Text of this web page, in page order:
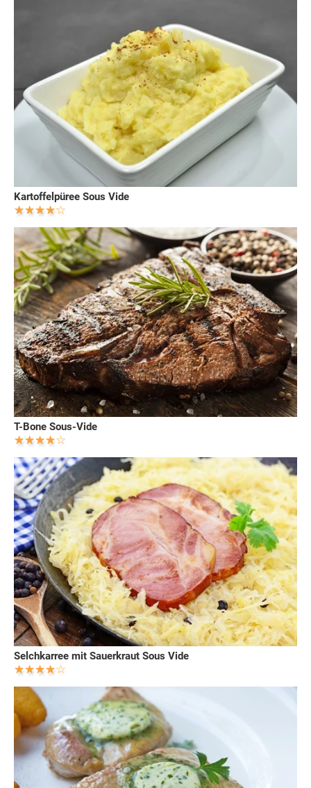
Kartoffelpüree Sous Vide
T-Bone Sous-Vide
Selchkarree mit Sauerkraut Sous Vide